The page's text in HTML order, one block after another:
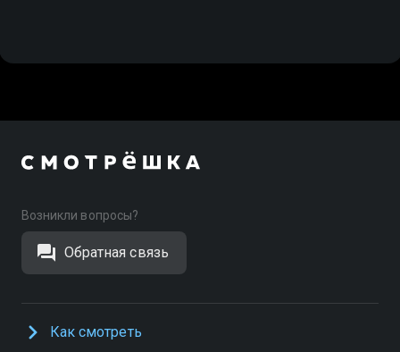
Возникли вопросы?
Обратная связь
Как смотреть